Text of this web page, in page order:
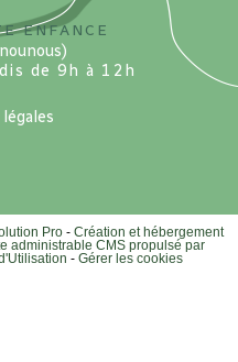
enfance
de 9h à 12h
Pro- Création et hébergement
administrable CMS propulsé par
- Gérer les cookies